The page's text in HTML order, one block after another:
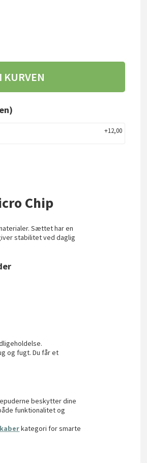
+12,00
Chip
Sættet har en
stabilitet ved daglig
og fugt. Du får et
beskytter dine
funktionalitet og
kategori for smarte